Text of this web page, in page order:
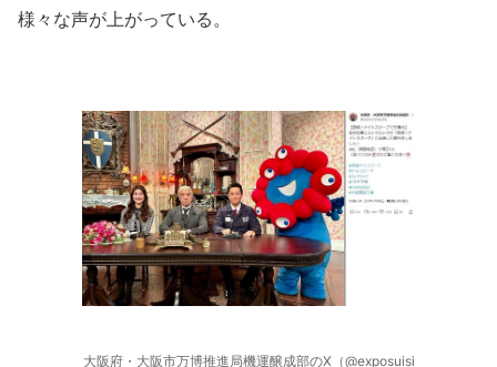
様々な声が上がっている。
大阪府・大阪市万博推進局機運醸成部のX（@exposuisi